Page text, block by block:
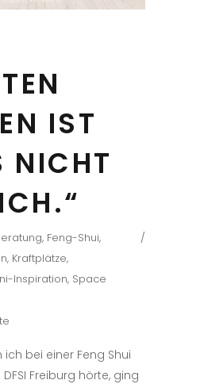
IST
NICHT
, Feng-Shui,
, Kraftplätze,
Inspiration, Space
ich bei einer Feng Shui
Freiburg hörte, ging